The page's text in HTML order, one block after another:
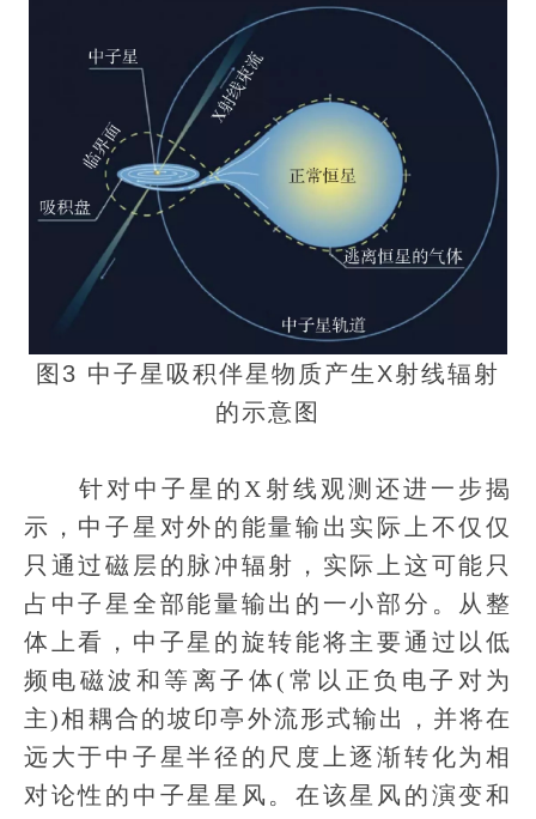
图3 中子星吸积伴星物质产生X射线辐射
的示意图
针对中子星的X射线观测还进一步揭
示，中子星对外的能量输出实际上不仅仅
只通过磁层的脉冲辐射，实际上这可能只
占中子星全部能量输出的一小部分。从整
体上看，中子星的旋转能将主要通过以低
频电磁波和等离子体(常以正负电子对为
主)相耦合的坡印亭外流形式输出，并将在
远大于中子星半径的尺度上逐渐转化为相
对论性的中子星星风。在该星风的演变和